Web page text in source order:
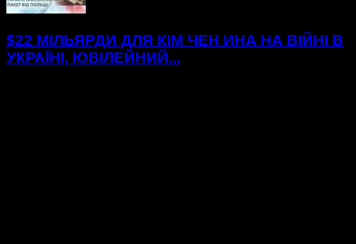
$22 МІЛЬЯРДИ ДЛЯ КІМ ЧЕН ИНА НА ВІЙНІ В
УКРАЇНІ, ЮВІЛЕЙНИЙ...